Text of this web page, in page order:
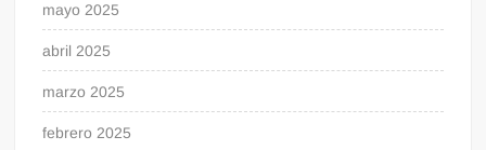
mayo 2025
abril 2025
marzo 2025
febrero 2025